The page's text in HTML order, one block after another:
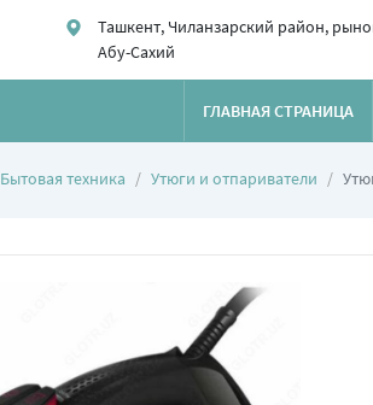
Ташкент, Чиланзарский район,
Абу-Сахий
ГЛАВНАЯ СТРАНИЦА
Бытовая техника Утюги и отпариватели